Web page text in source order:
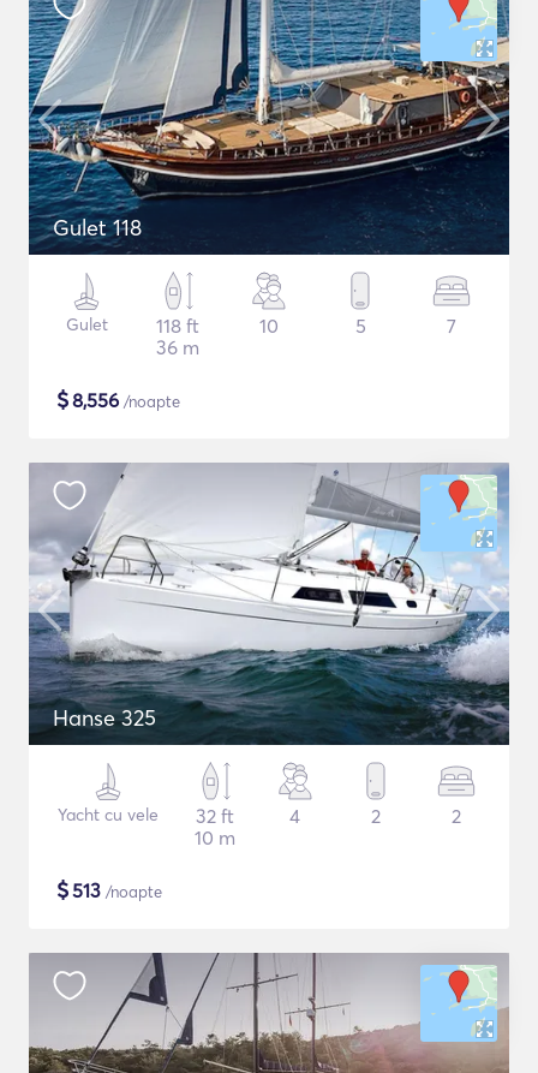
Gulet 118
Gulet
118 ft
36 m
10 5 7
$8,556 /noapte
Hanse 325
Yacht cu vele
32 ft
10 m
4 2 2
$513 /noapte